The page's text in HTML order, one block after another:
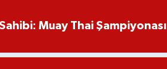
Muay Thai Şampiyonası